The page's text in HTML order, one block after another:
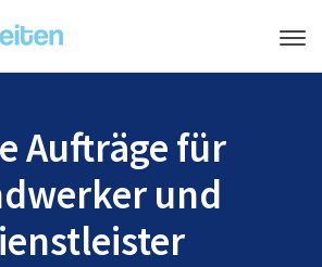
Aufträge für
und